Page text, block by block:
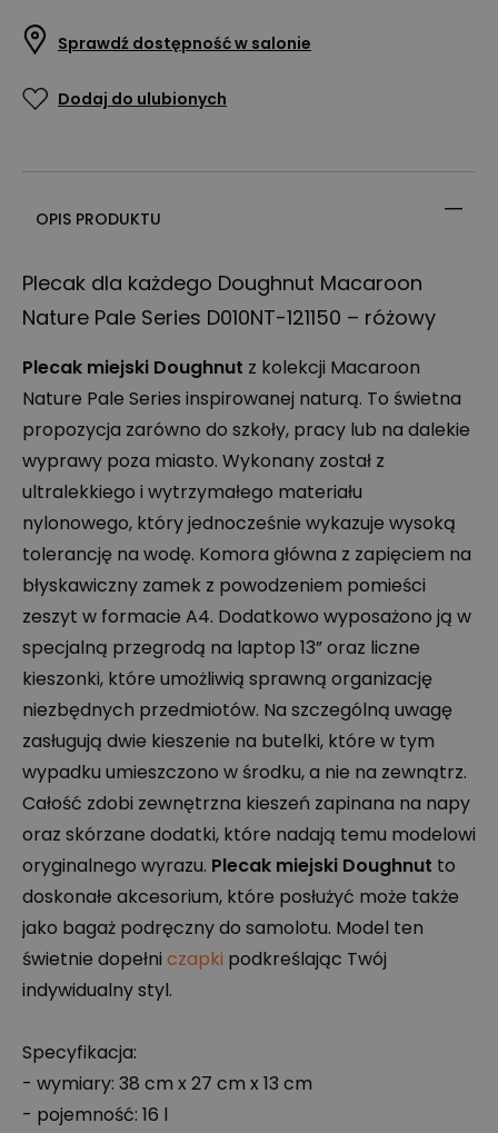
Sprawdź dostępność w salonie
Dodaj do ulubionych
OPIS PRODUKTU
Plecak dla każdego Doughnut Macaroon
Nature Pale Series D010NT-121150 – różowy
Plecak miejski Doughnut z kolekcji Macaroon
Nature Pale Series inspirowanej naturą. To świetna
propozycja zarówno do szkoły, pracy lub na dalekie
wyprawy poza miasto. Wykonany został z
ultralekkiego i wytrzymałego materiału
nylonowego, który jednocześnie wykazuje wysoką
tolerancję na wodę. Komora główna z zapięciem na
błyskawiczny zamek z powodzeniem pomieści
zeszyt w formacie A4. Dodatkowo wyposażono ją w
specjalną przegrodą na laptop 13” oraz liczne
kieszonki, które umożliwią sprawną organizację
niezbędnych przedmiotów. Na szczególną uwagę
zasługują dwie kieszenie na butelki, które w tym
wypadku umieszczono w środku, a nie na zewnątrz.
Całość zdobi zewnętrzna kieszeń zapinana na napy
oraz skórzane dodatki, które nadają temu modelowi
oryginalnego wyrazu. Plecak miejski Doughnut to
doskonałe akcesorium, które posłużyć może także
jako bagaż podręczny do samolotu. Model ten
świetnie dopełni czapki podkreślając Twój
indywidualny styl.
Specyfikacja:
- wymiary: 38 cm x 27 cm x 13 cm
- pojemność: 16 l